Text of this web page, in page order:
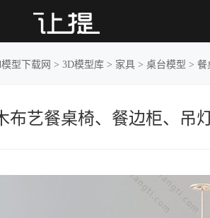
桌椅、餐边柜、吊
型下载网 >3D模型库 > 家具 >桌台模型 > 餐
布艺餐桌椅、餐边柜、吊